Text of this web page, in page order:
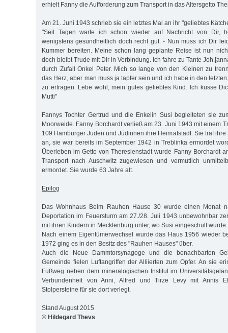
erhielt Fanny die Aufforderung zum Transport in das Altersgetto
Am 21. Juni 1943 schrieb sie ein letztes Mal an ihr "geliebtes
"Seit Tagen warte ich schon wieder auf Nachricht von Dir,
wenigstens gesundheitlich doch recht gut. - Nun muss ich Dir
Kummer bereiten. Meine schon lang geplante Reise ist nun
doch bleibt Trude mit Dir in Verbindung. Ich fahre zu Tante
durch Zufall Onkel Peter. Mich so lange von den Kleinen zu
das Herz, aber man muss ja tapfer sein und ich habe in den
zu ertragen. Lebe wohl, mein gutes geliebtes Kind. Ich küsse
Mutti"
Fannys Tochter Gertrud und die Enkelin Susi begleiteten sie
Moorweide. Fanny Borchardt verließ am 23. Juni 1943 mit einem
109 Hamburger Juden und Jüdinnen ihre Heimatstadt. Sie traf
an, sie war bereits im September 1942 in Treblinka ermordet
Überleben im Getto von Theresienstadt wurde Fanny Borchardt
Transport nach Auschwitz zugewiesen und vermutlich
ermordet. Sie wurde 63 Jahre alt.
Epilog
Das Wohnhaus Beim Rauhen Hause 30 wurde einen Monat
Deportation im Feuersturm am 27./28. Juli 1943 unbewohnbar
mit ihren Kindern in Mecklenburg unter, wo Susi eingeschult wurde.
Nach einem Eigentümerwechsel wurde das Haus 1956 wieder
1972 ging es in den Besitz des "Rauhen Hauses" über.
Auch die Neue Dammtorsynagoge und die benachbarten
Gemeinde fielen Luftangriffen der Alliierten zum Opfer. An sie
Fußweg neben dem mineralogischen Institut im
Verbundenheit von Anni, Alfred und Tirze Levy mit Annis
Stolpersteine für sie dort verlegt.
Stand August 2015
© Hildegard Thevs